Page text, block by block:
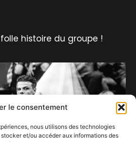
le consentement
nous utilisons des technologies
et/ou accéder aux informations des
histoire du groupe !